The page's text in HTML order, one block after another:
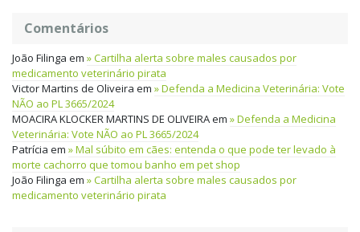
Comentários
João Filinga em
Cartilha alerta sobre males causados por
medicamento veterinário pirata
Victor Martins de Oliveira em
Defenda a Medicina Veterinária: Vote
NÃO ao PL 3665/2024
MOACIRA KLOCKER MARTINS DE OLIVEIRAem
Defenda a Medicina
Veterinária: Vote NÃO ao PL 3665/2024
Patrícia em
Mal súbito em cães: entenda o que pode ter levado à
morte cachorro que tomou banho em pet shop
João Filinga em
Cartilha alerta sobre males causados por
medicamento veterinário pirata